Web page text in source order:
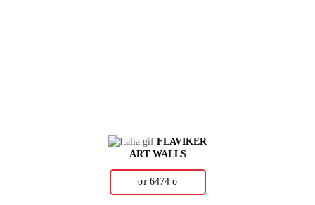
FLAVIKER
ART WALLS
от 6474 о